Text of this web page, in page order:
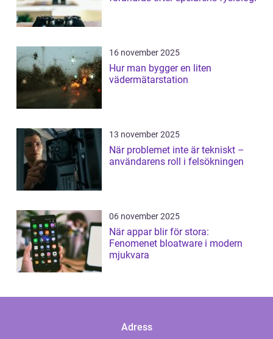
16 november 2025
Hur man bygger en liten
vädermätarstation
13 november 2025
När problemet inte är tekniskt –
användarens roll i felsökningen
06 november 2025
När appar blir för stora:
Fenomenet bloatware i modern
mjukvara
Adress